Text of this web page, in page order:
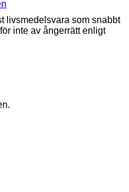
livsmedelsvara som snabbt
inte av ångerrätt enligt